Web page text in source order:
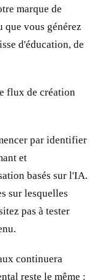
marque de
que vous générez
d'éducation, de
flux de création
par identifier
et
basés sur l'IA.
sur lesquelles
pas à tester
continuera
reste le même :